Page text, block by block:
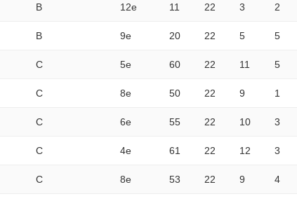
B 12e 11 22 3 2
B 9e 20 22 5 5
C 5e 60 22 11 5
C 8e 50 22 9 1
C 6e 55 22 10 3
C 4e 61 22 12 3
C 8e 53 22 9 4